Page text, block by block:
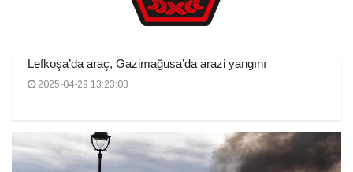
Lefkoşa’da araç, Gazimağusa’da arazi yangını
2025-04-29 13:23:03